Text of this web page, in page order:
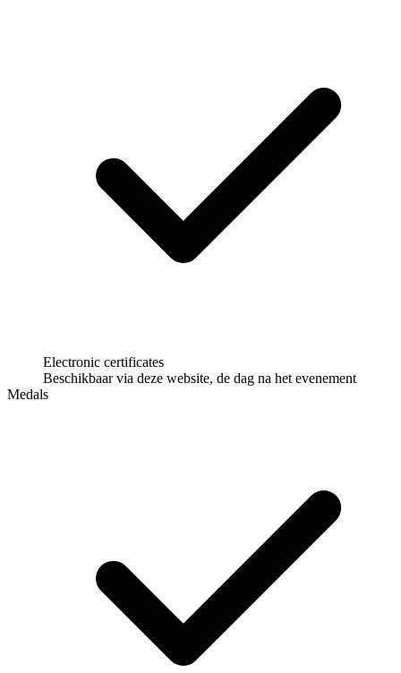
Electronic certificates
Beschikbaar via deze website, de dag na het evenement
Medals